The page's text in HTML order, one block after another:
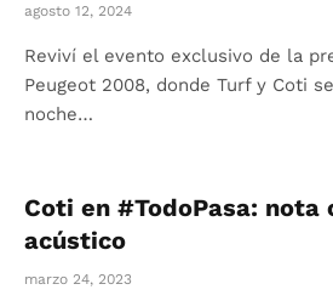
agosto 12, 2024
Reviví el evento exclusivo de la
Peugeot 2008, donde Turf y Coti
noche…
Coti en #TodoPasa: nota
acústico
marzo 24, 2023